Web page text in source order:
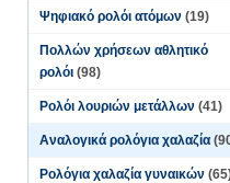
Ψηφιακό ρολόι ατόμων (19)
Πολλών χρήσεων αθλητικό
ρολόι (98)
Ρολόι λουριών μετάλλων (41)
Αναλογικά ρολόγια χαλαζία
Ρολόγια χαλαζία γυναικών